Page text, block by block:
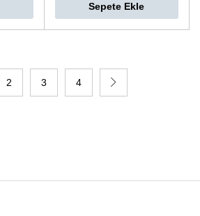
Sepete Ekle
2 3 4